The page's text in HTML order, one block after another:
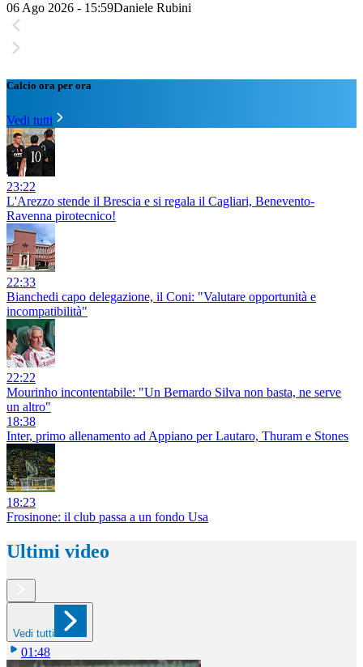
06 Ago 2026 - 15:59Daniele Rubini
Calcio ora per ora
Vedi tutti
23:22
L'Arezzo stende il Brescia e si regala il Cagliari, Benevento-
Ravenna pirotecnico!
22:33
Bianchedi capo delegazione, il Coni: "Valutare opportunità e
incompatibilità"
22:22
Mourinho incontentabile: "Un Bernardo Silva non basta, ne serve
un altro"
18:38
Inter, primo allenamento ad Appiano per Lautaro, Thuram e Stones
18:23
Frosinone: il club passa a un fondo Usa
Ultimi video
Vedi tutti
01:48